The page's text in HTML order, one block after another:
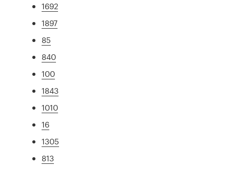
1692
1897
85
840
100
1843
1010
16
1305
813